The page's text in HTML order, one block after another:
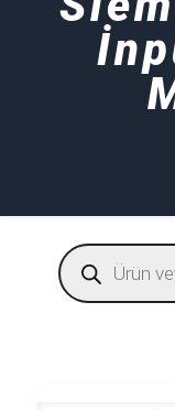
Products
search